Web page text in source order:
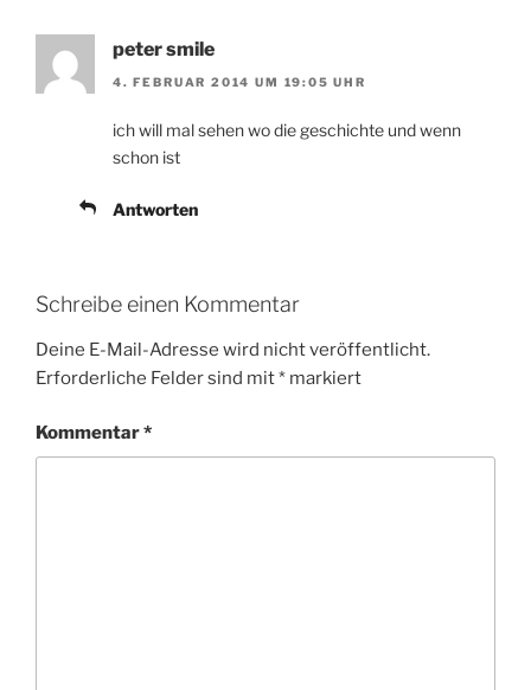
peter smile
4. FEBRUAR 2014 UM 19:05 UHR
ich will mal sehen wo die geschichte und wenn
schon ist
Antworten
Schreibe einen Kommentar
Deine E-Mail-Adresse wird nicht veröffentlicht.
Erforderliche Felder sind mit* markiert
Kommentar*